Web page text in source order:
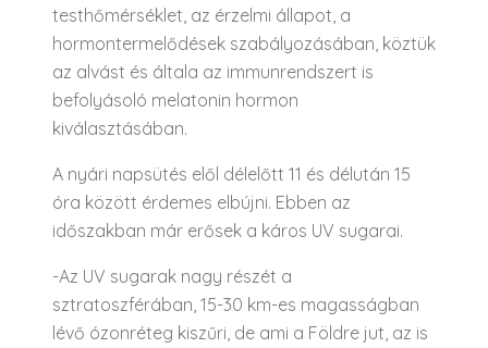
testhőmérséklet, az érzelmi állapot, a
hormontermelődések szabályozásában, köztük
az alvást és általa az immunrendszert is
befolyásoló melatonin hormon
kiválasztásában.
A nyári napsütés elől délelőtt 11 és délután 15
óra között érdemes elbújni. Ebben az
időszakban már erősek a káros UV sugarai.
-Az UV sugarak nagy részét a
sztratoszférában, 15-30 km-es magasságban
lévő ózonréteg kiszűri, de ami a Földre jut, az is